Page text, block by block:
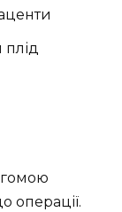
плід
операції.